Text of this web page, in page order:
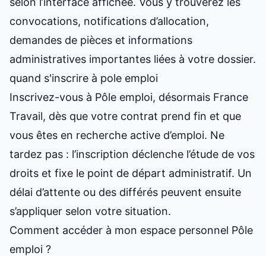
convocations, notifications d’allocation,
demandes de pièces et informations
administratives importantes liées à votre dossier.
quand s'inscrire à pole emploi
Inscrivez-vous à Pôle emploi, désormais France
Travail, dès que votre contrat prend fin et que
vous êtes en recherche active d’emploi. Ne
tardez pas : l’inscription déclenche l’étude de vos
droits et fixe le point de départ administratif. Un
délai d’attente ou des différés peuvent ensuite
s’appliquer selon votre situation.
Comment accéder à mon espace personnel Pôle
emploi ?